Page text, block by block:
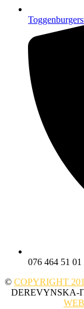
076 464 51 01
© COPYRIGHT
DEREVYNSKA-